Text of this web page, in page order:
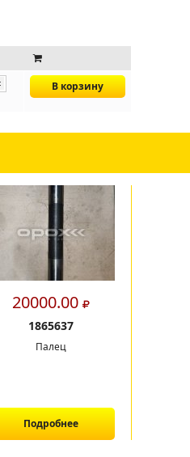
В корзину
20000.00
1865637
Палец
Подробнее